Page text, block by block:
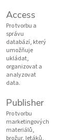
Access
Pro tvorbu a
správu
databází, který
umožňuje
ukládat,
organizovat a
analyzovat
data.
Publisher
Pro tvorbu
marketingových
materiálů,
brožur, letáků,